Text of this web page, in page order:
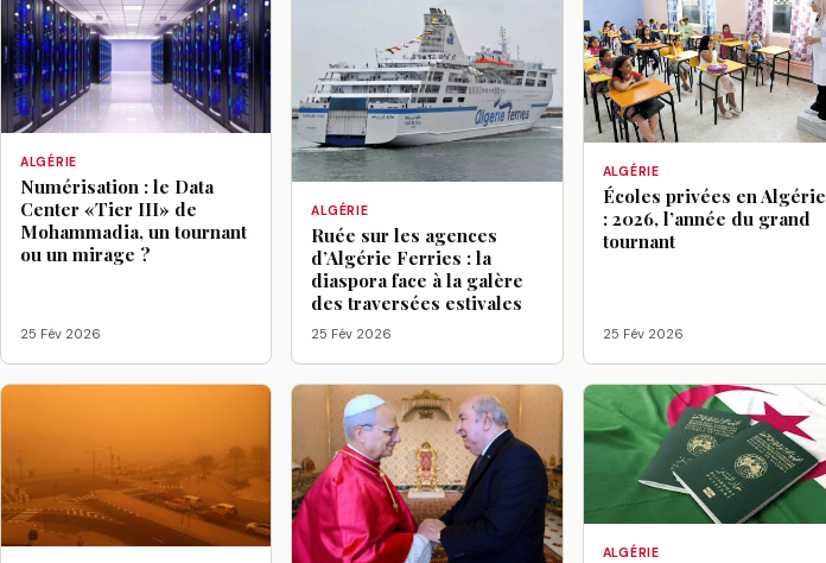
ALGÉRIE
Numérisation : le Data
Center «Tier III» de
Mohammadia, un tournant
ou un mirage ?
25 Fév 2026
ALGÉRIE
Ruée sur les agences
d’Algérie Ferries : la
diaspora face à la galère
des traversées estivales
25 Fév 2026
ALGÉRIE
Écoles privées en Algérie
: 2026, l’année du grand
tournant
25 Fév 2026
ALGÉRIE